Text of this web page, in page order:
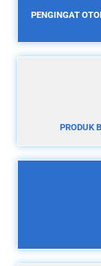
PENGINGAT
PRODUK